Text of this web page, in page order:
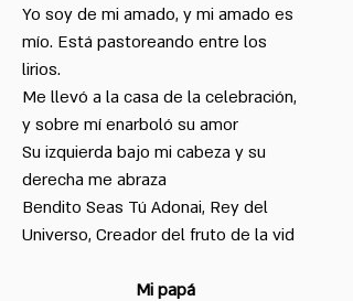
Yo soy de mi amado, y mi amado es
mío. Está pastoreando entre los
lirios.
Me llevó a la casa de la celebración,
y sobre mí enarboló su amor
Su izquierda bajo mi cabeza y su
derecha me abraza
Bendito Seas Tú Adonai, Rey del
Universo, Creador del fruto de la vid
Mi papá